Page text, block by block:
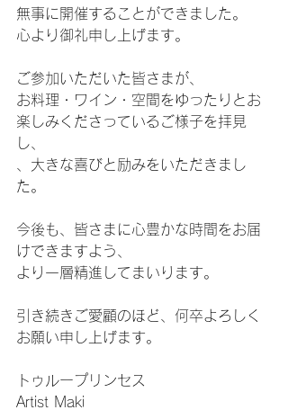
無事に開催することができました。
心より御礼申し上げます。
ご参加いただいた皆さまが、
お料理・ワイン・空間をゆったりとお
楽しみくださっているご様子を拝見
し、
、大きな喜びと励みをいただきまし
た。
今後も、皆さまに心豊かな時間をお届
けできますよう、
より一層精進してまいります。
引き続きご愛顧のほど、何卒よろしく
お願い申し上げます。
トゥループリンセス
Artist Maki